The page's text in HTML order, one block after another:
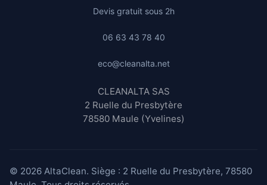
Devis gratuit sous 2h
06 63 43 78 40
eco@cleanalta.net
CLEANALTA SAS
2 Ruelle du Presbytère
78580 Maule (Yvelines)
© 2026 AltaClean. Siège : 2 Ruelle du Presbytère, 78580